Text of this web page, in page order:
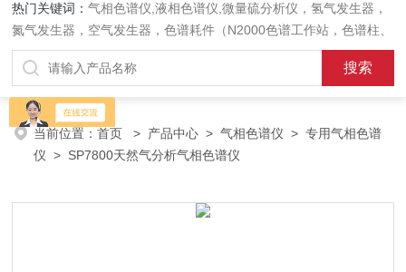
热门关键词：气相色谱仪,液相色谱仪,微量硫分析仪，氢气发生器，
氮气发生器，空气发生器，色谱耗件（N2000色谱工作站，色谱柱、
阀件、进样器、色谱担体），顶空进样器，热解析仪，紫外分光光度
计，原子吸收分光光度计，傅立叶红外光谱仪，分析天平等常规实验
室产品。
当前位置：首页 > 产品中心 >气相色谱仪 >专用气相色谱
仪 > SP7800天然气分析气相色谱仪